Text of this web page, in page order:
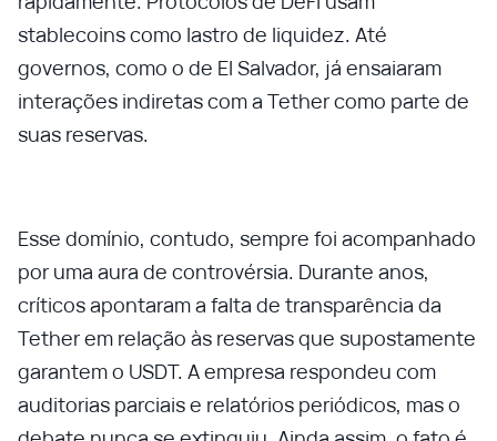
stablecoins como lastro de liquidez. Até
governos, como o de El Salvador, já ensaiaram
interações indiretas com a Tether como parte de
suas reservas.
Esse domínio, contudo, sempre foi acompanhado
por uma aura de controvérsia. Durante anos,
críticos apontaram a falta de transparência da
Tether em relação às reservas que supostamente
garantem o USDT. A empresa respondeu com
auditorias parciais e relatórios periódicos, mas o